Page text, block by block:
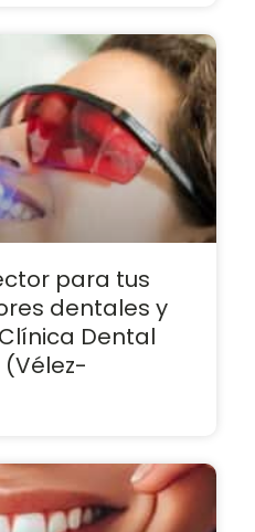
para tus
dentales y
Dental